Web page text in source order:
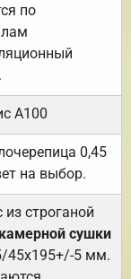
по
А100
0,45
на выбор.
из строганой
камерной сушки
45х195+/-5 мм.